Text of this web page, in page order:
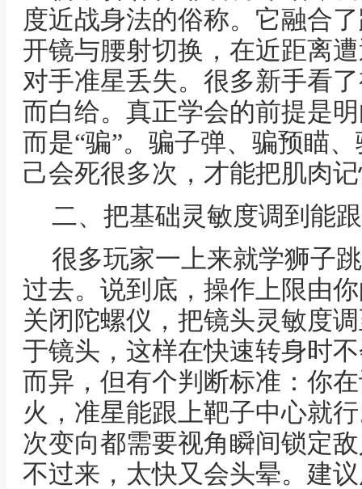
度近战身法的俗称。它融合
开镜与腰射切换，在近距离
对手准星丢失。很多新手看
而白给。真正学会的前提是
而是“骗”。骗子弹、骗预瞄
己会死很多次，才能把肌肉
二、把基础灵敏度调到能
很多玩家一上来就学狮子
过去。说到底，操作上限由
关闭陀螺仪，把镜头灵敏度
于镜头，这样在快速转身时
而异，但有个判断标准：你
火，准星能跟上靶子中心就
次变向都需要视角瞬间锁定
不过来，太快又会头晕。建